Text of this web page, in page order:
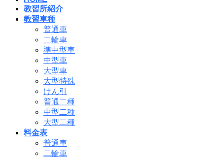
教習所紹介
教習車種
普通車
二輪車
準中型車
中型車
大型車
大型特殊
けん引
普通二種
中型二種
大型二種
料金表
普通車
二輪車